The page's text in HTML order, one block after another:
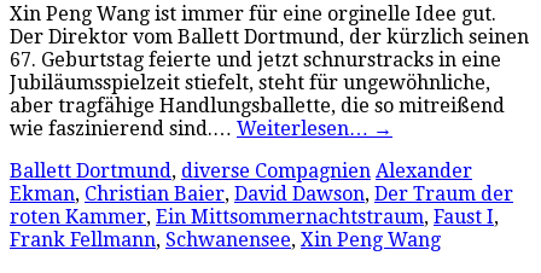
Xin Peng Wang ist immer für eine orginelle Idee gut.
Der Direktor vom Ballett Dortmund, der kürzlich seinen
67. Geburtstag feierte und jetzt schnurstracks in eine
Jubiläumsspielzeit stiefelt, steht für ungewöhnliche,
aber tragfähige Handlungsballette, die so mitreißend
wie faszinierend sind.… Weiterlesen… →
Ballett Dortmund, diverse Compagnien Alexander
Ekman, Christian Baier, David Dawson, Der Traum der
roten Kammer, Ein Mittsommernachtstraum, Faust I,
Frank Fellmann, Schwanensee, Xin Peng Wang